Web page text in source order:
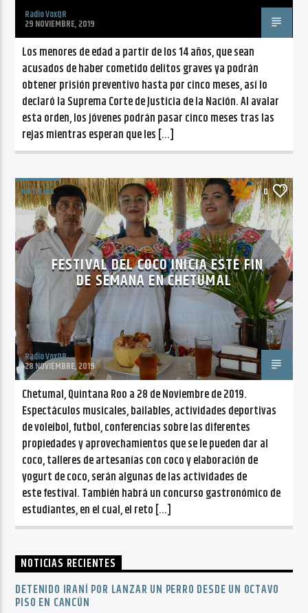
Radio VoxQR
29 NOVIEMBRE, 2019
Los menores de edad a partir de los 14 años, que sean
acusados de haber cometido delitos graves ya podrán
obtener prisión preventivo hasta por cinco meses, así lo
declaró la Suprema Corte de Justicia de la Nación. Al avalar
esta orden, los jóvenes podrán pasar cinco meses tras las
rejas mientras esperan que les […]
NOTICIAS 0
FESTIVAL DEL COCO INICIA ESTE FIN
DE SEMANA EN CHETUMAL
Radio VoxQR
28 NOVIEMBRE, 2019
Chetumal, Quintana Roo a 28 de Noviembre de 2019.
Espectáculos musicales, bailables, actividades deportivas
de voleibol, futbol, conferencias sobre las diferentes
propiedades y aprovechamientos que se le pueden dar al
coco, talleres de artesanías con coco y elaboración de
yogurt de coco, serán algunas de las actividades de
este festival. También habrá un concurso gastronómico de
estudiantes, en el cual, el reto […]
NOTICIAS RECIENTES
DETENIDO IRANÍ POR LANZAR UN PERRO DESDE UN OCTAVO
PISO EN CANCÚN